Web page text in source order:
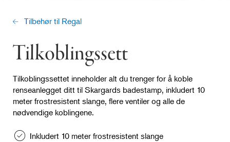
Tilbehør til Regal
Tilkoblingssett
Tilkoblingssettet inneholder alt du trenger for å koble
renseanlegget ditt til Skargards badestamp, inkludert 10
meter frostresistent slange, flere ventiler og alle de
nødvendige koblingene.
Inkludert 10 meter frostresistent slange